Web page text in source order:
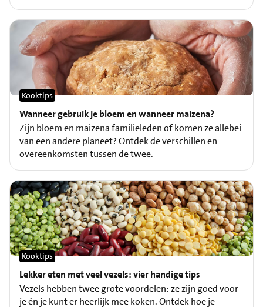
Wanneer gebruik je bloem en wanneer maizena?
Kooktips
Zijn bloem en maizena familieleden of komen ze allebei
van een andere planeet? Ontdek de verschillen en
overeenkomsten tussen de twee.
Lekker eten met veel vezels: vier handige tips
Kooktips
Vezels hebben twee grote voordelen: ze zijn goed voor
je én je kunt er heerlijk mee koken. Ontdek hoe je